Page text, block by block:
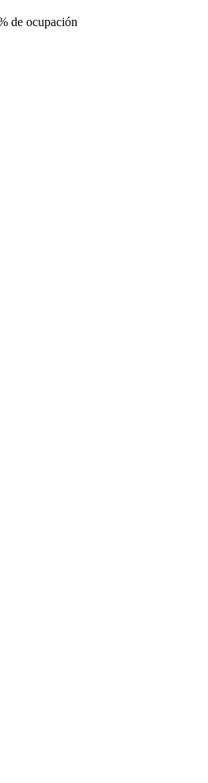
de ocupación